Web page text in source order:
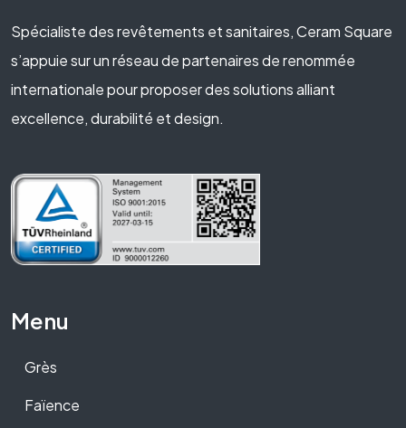
Spécialiste des revêtements et sanitaires, Ceram Square
s’appuie sur un réseau de partenaires de renommée
internationale pour proposer des solutions alliant
excellence, durabilité et design.
Menu
Grès
Faïence